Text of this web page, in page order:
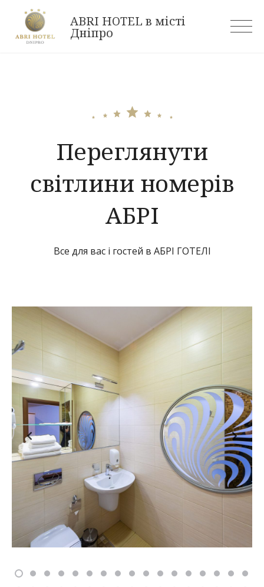
content
ABRI HOTEL в місті
Дніпро
Переглянути
світлини номерів
АБРІ
Все для вас і гостей в АБРІ ГОТЕЛІ